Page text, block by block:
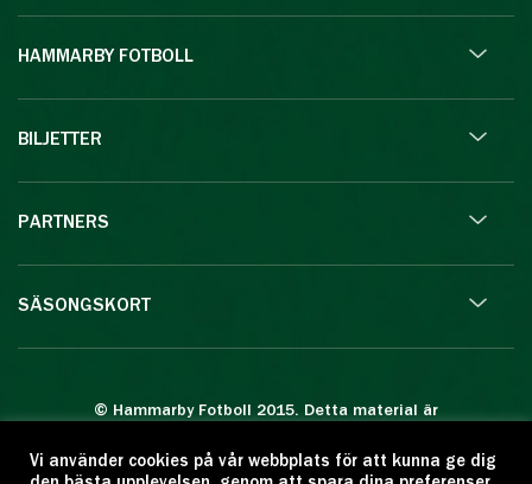
HAMMARBY FOTBOLL
BILJETTER
PARTNERS
SÄSONGSKORT
© Hammarby Fotboll 2015. Detta material är
Eftertryck eller annan kopiering är förbjuden.
Vi använder cookies på vår webbplats för att kunna ge dig